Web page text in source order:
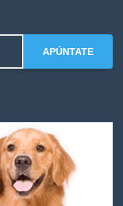
APÚNTATE